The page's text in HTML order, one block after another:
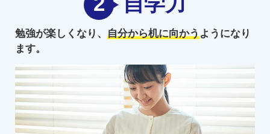
勉強が楽しくなり、 自分から机に向かうようになり
ます。